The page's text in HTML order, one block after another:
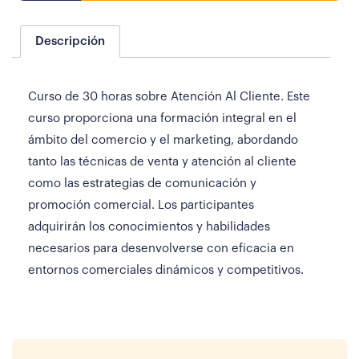
Descripción
Curso de 30 horas sobre Atención Al Cliente. Este
curso proporciona una formación integral en el
ámbito del comercio y el marketing, abordando
tanto las técnicas de venta y atención al cliente
como las estrategias de comunicación y
promoción comercial. Los participantes
adquirirán los conocimientos y habilidades
necesarios para desenvolverse con eficacia en
entornos comerciales dinámicos y competitivos.